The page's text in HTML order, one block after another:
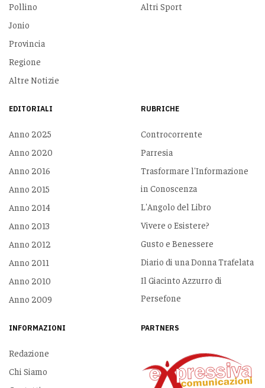
Pollino
Jonio
Provincia
Regione
Altre Notizie
Altri Sport
EDITORIALI
Anno 2025
Anno 2020
Anno 2016
Anno 2015
Anno 2014
Anno 2013
Anno 2012
Anno 2011
Anno 2010
Anno 2009
RUBRICHE
Controcorrente
Parresia
Trasformare l'Informazione
in Conoscenza
L'Angolo del Libro
Vivere o Esistere?
Gusto e Benessere
Diario di una Donna Trafelata
Il Giacinto Azzurro di
Persefone
INFORMAZIONI
Redazione
Chi Siamo
PARTNERS